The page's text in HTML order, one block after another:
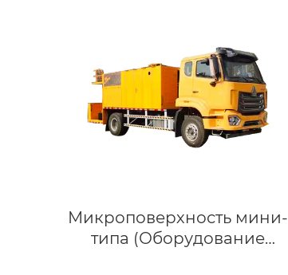
Микроповерхность мини-
типа (Оборудование